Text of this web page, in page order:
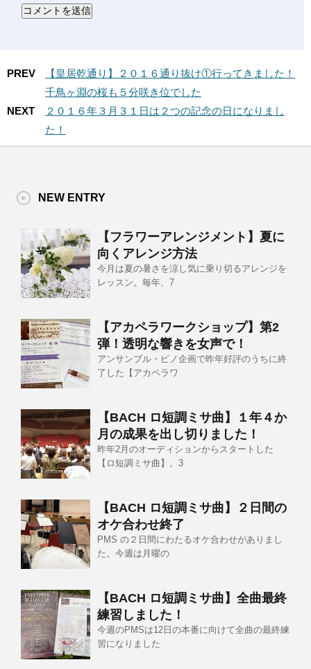
PREV
【皇居乾通り】２０１６通り抜け①行ってきました！
千鳥ヶ淵の桜も５分咲き位でした
NEXT
２０１６年３月３１日は２つの記念の日になりまし
た！
NEW ENTRY
【フラワーアレンジメント】夏に
向くアレンジ方法
今月は夏の暑さを涼し気に乗り切るアレンジを
レッスン。毎年、7
【アカペラワークショップ】第2
弾！透明な響きを女声で！
アンサンブル・ピノ企画で昨年好評のうちに終
了した【アカペラワ
【BACH ロ短調ミサ曲】１年４か
月の成果を出し切りました！
昨年2月のオーディションからスタートした
【ロ短調ミサ曲】。3
【BACH ロ短調ミサ曲】２日間の
オケ合わせ終了
PMS の２日間にわたるオケ合わせがありまし
た。今週は月曜の
【BACH ロ短調ミサ曲】全曲最終
練習しました！
今週のPMSは12日の本番に向けて全曲の最終練
習になりました